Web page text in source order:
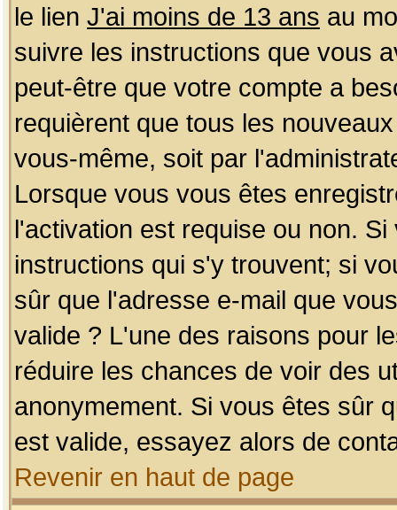
le lien J'ai moins de 13 ans au
suivre les instructions que vous
peut-être que votre compte a
requièrent que tous les
vous-même, soit par
Lorsque vous vous êtes
l'activation est requise ou non.
instructions qui s'y trouvent; si
sûr que l'adresse e-mail que
valide ? L'une des raisons pour
réduire les chances de voir des
anonymement. Si vous êtes sûr
est valide, essayez alors de
Revenir en haut de page